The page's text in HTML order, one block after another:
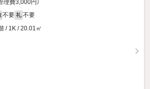
理費3,000円）
不要 礼 不要
/ 1K / 20.01㎡